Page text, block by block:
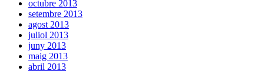
octubre 2013
setembre 2013
agost 2013
juliol 2013
juny 2013
maig 2013
abril 2013